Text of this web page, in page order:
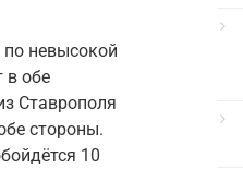
невысокой
в обе
Ставрополя
стороны.
10